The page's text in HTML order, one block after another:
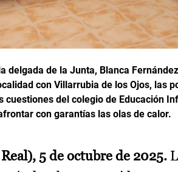
delgada de la Junta, Blanca
con Villarrubia de los Ojos, las
del colegio de Educación
con garantías las olas de calor.
5 de octubre de 2025.